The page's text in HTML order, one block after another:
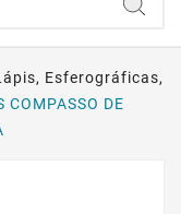
Esferográficas,
COMPASSO DE